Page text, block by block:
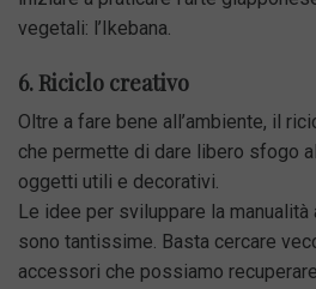
vegetali: l’Ikebana.
6. Riciclo creativo
Oltre a fare bene all’ambiente, il
che permette di dare libero sfogo
oggetti utili e decorativi.
Le idee per sviluppare la
sono tantissime. Basta cercare
accessori che possiamo